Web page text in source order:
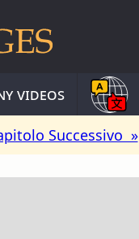
videos
Successivo »